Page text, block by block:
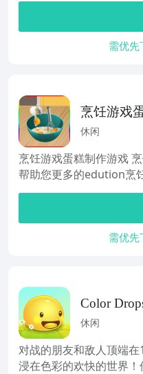
需优先
烹饪游戏
作游戏
休闲
烹饪游戏蛋糕制作游戏
帮助您更多的edution烹
需优先
Color
Puzzle
休闲
对战的朋友和敌人顶端
浸在色彩的欢快的世界！